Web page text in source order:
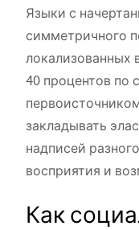
Языки с
симметричного
локализованных
40 процентов по
закладывать
надписей
восприятия и
Как